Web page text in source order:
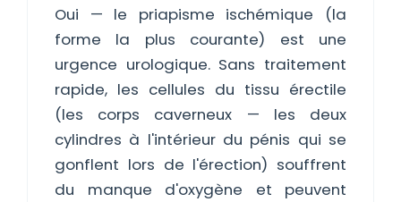
Oui — le priapisme ischémique (la
forme la plus courante) est une
urgence urologique. Sans traitement
rapide, les cellules du tissu érectile
(les corps caverneux — les deux
cylindres à l'intérieur du pénis qui se
gonflent lors de l'érection) souffrent
du manque d'oxygène et peuvent